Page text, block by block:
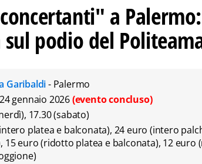
a
podio del
Garibaldi- Palermo
gennaio 2026(evento concluso)
17.30 (sabato)
platea e balconata), 24 euro (intero
15 euro (ridotto platea e balconata), 12 euro